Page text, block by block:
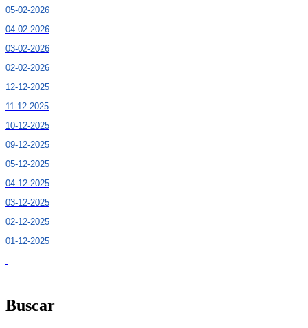
05-02-2026
04-02-2026
03-02-2026
02-02-2026
12-12-2025
11-12-2025
10-12-2025
09-12-2025
05-12-2025
04-12-2025
03-12-2025
02-12-2025
01-12-2025
Buscar